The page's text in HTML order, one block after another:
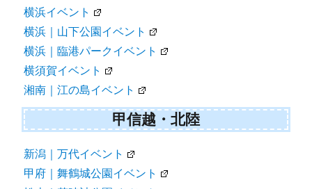
横浜イベント
横浜｜山下公園イベント
横浜｜臨港パークイベント
横須賀イベント
湘南｜江の島イベント
甲信越・北陸
新潟｜万代イベント
甲府｜舞鶴城公園イベント